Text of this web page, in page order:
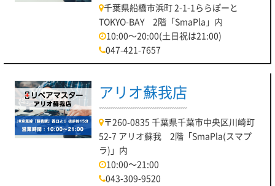
千葉県船橋市浜町 2-1-1ららぽーと
TOKYO-BAY 2階「SmaPla」内
10:00～20:00(土日祝は21:00)
047-421-7657
アリオ蘇我店
〒260-0835 千葉県千葉市中央区川崎町
52-7 アリオ蘇我 2階「SmaPla(スマプ
ラ)」内
10:00～21:00
043-309-9520